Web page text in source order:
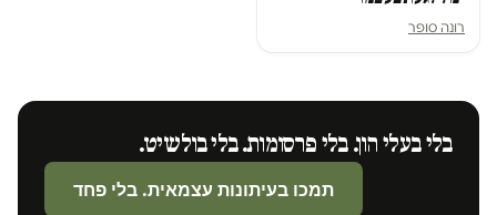
רונה סופר
בלי בעלי הון. בלי פרסומות. בלי בולשיט.
תמכו בעיתונות עצמאית. בלי פחד